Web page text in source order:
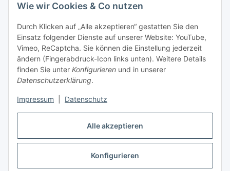
Alle akzeptieren
Konfigurieren
Wie wir Cookies & Co nutzen
Durch Klicken auf „Alle akzeptieren“ gestatten Sie den
Einsatz folgender Dienste auf unserer Website: YouTube,
Vimeo, ReCaptcha. Sie können die Einstellung jederzeit
ändern (Fingerabdruck-Icon links unten). Weitere Details
finden Sie unter Konfigurieren und in unserer
Datenschutzerklärung.
Impressum Datenschutz
Versandpartner
Partner